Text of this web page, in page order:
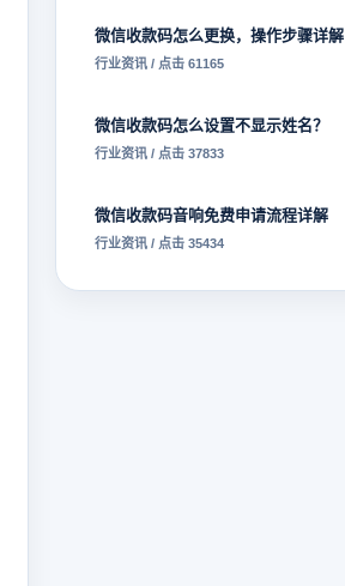
微信收款码怎么更换，操作步骤详解
行业资讯 / 点击 61165
微信收款码怎么设置不显示姓名？
行业资讯 / 点击 37833
微信收款码音响免费申请流程详解
行业资讯 / 点击 35434